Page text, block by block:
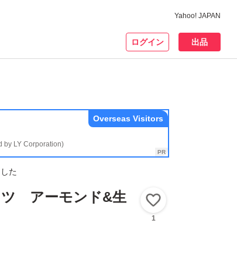
Yahoo! JAPAN
ログイン 出品
by LY Corporation)
Overseas Visitors
た
ツ アーモンド&生
1